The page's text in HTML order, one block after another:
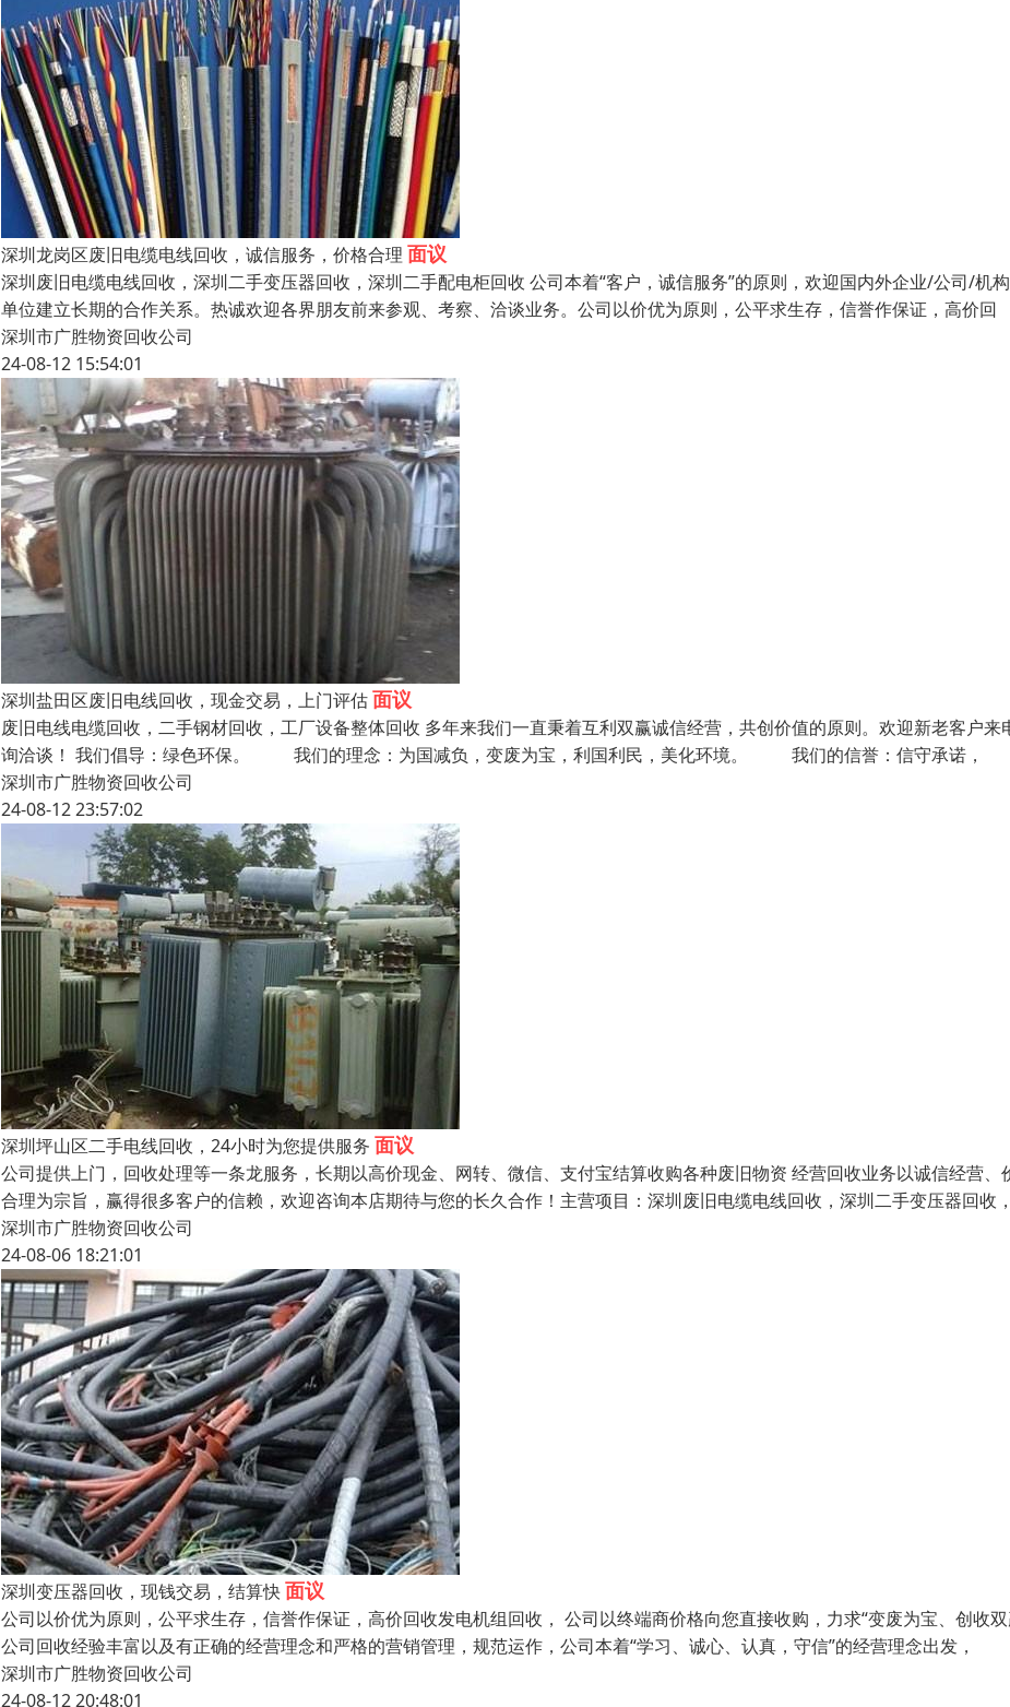
深圳龙岗区废旧电缆电线回收，诚信服务，价格合理 面议
深圳废旧电缆电线回收，深圳二手变压器回收，深圳二手配电柜回收 公司本着“客户，诚信服务”的原则，欢迎国内外企业/公司/机
单位建立长期的合作关系。热诚欢迎各界朋友前来参观、考察、洽谈业务。公司以价优为原则，公平求生存，信誉作保证，高价回
深圳市广胜物资回收公司
24-08-12 15:54:01
深圳盐田区废旧电线回收，现金交易，上门评估面议
废旧电线电缆回收，二手钢材回收，工厂设备整体回收 多年来我们一直秉着互利双赢诚信经营，共创价值的原则。欢迎新老客户来
询洽谈！ 我们倡导：绿色环保。 我们的理念：为国减负，变废为宝，利国利民，美化环境。 我们的信誉：信守承诺，
深圳市广胜物资回收公司
24-08-12 23:57:02
深圳坪山区二手电线回收，24小时为您提供服务 面议
公司提供上门，回收处理等一条龙服务，长期以高价现金、网转、微信、支付宝结算收购各种废旧物资 经营回收业务以诚信经营、
合理为宗旨，赢得很多客户的信赖，欢迎咨询本店期待与您的长久合作！主营项目：深圳废旧电缆电线回收，深圳二手变压器回收
深圳市广胜物资回收公司
24-08-06 18:21:01
深圳变压器回收，现钱交易，结算快面议
公司以价优为原则，公平求生存，信誉作保证，高价回收发电机组回收， 公司以终端商价格向您直接收购，力求“变废为宝、创收双
公司回收经验丰富以及有正确的经营理念和严格的营销管理，规范运作，公司本着“学习、诚心、认真，守信”的经营理念出发，
深圳市广胜物资回收公司
24-08-12 20:48:01